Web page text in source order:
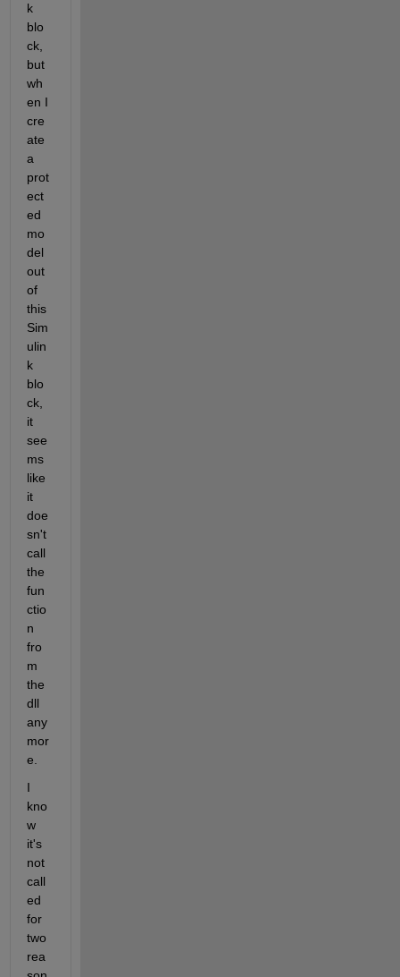
k
blo
ck,
but
wh
en I
cre
ate
a
prot
ect
ed
mo
del
out
of
this
Sim
ulin
k
blo
ck,
it
see
ms
like
it
doe
sn't
call
the
fun
ctio
n
fro
m
the
dll
any
mor
e.
I
kno
w
it's
not
call
ed
for
two
rea